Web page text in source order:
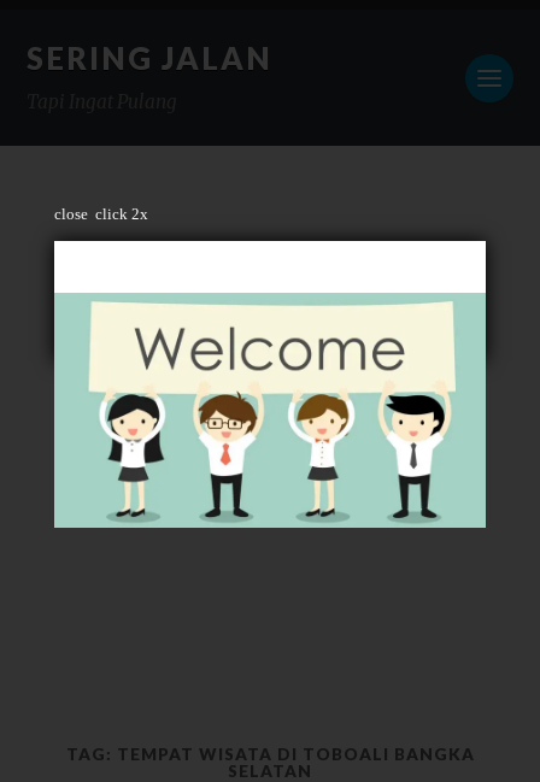
close click 2x
SERING JALAN
TAG: TEMPAT WISATA DI TOBOALI BANGKA
SELATAN